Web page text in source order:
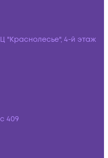
"Краснолесье", 4-й этаж
409